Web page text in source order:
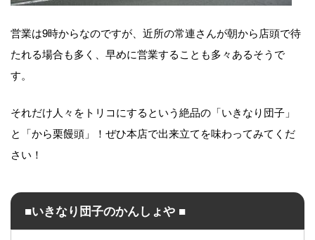
営業は9時からなのですが、近所の常連さんが朝から店頭で待
たれる場合も多く、早めに営業することも多々あるそうで
す。
それだけ人々をトリコにするという絶品の「いきなり団子」
と「から栗饅頭」！ぜひ本店で出来立てを味わってみてくだ
さい！
■いきなり団子のかんしょや ■